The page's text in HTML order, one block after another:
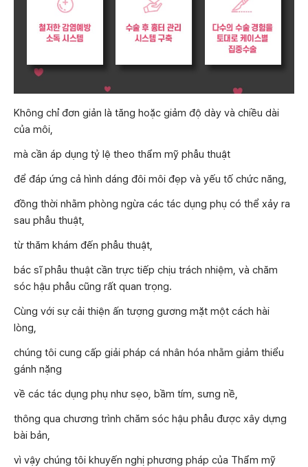
Không chỉ đơn giản là tăng hoặc giảm độ dày và chiều dài
của môi,
mà cần áp dụng tỷ lệ theo thẩm mỹ phẫu thuật
để đáp ứng cả hình dáng đôi môi đẹp và yếu tố chức năng,
đồng thời nhằm phòng ngừa các tác dụng phụ có thể xảy ra
sau phẫu thuật,
từ thăm khám đến phẫu thuật,
bác sĩ phẫu thuật cần trực tiếp chịu trách nhiệm, và chăm
sóc hậu phẫu cũng rất quan trọng.
Cùng với sự cải thiện ấn tượng gương mặt một cách hài
lòng,
chúng tôi cung cấp giải pháp cá nhân hóa nhằm giảm thiểu
gánh nặng
về các tác dụng phụ như sẹo, bầm tím, sưng nề,
thông qua chương trình chăm sóc hậu phẫu được xây dựng
bài bản,
vì vậy chúng tôi khuyến nghị phương pháp của Thẩm mỹ